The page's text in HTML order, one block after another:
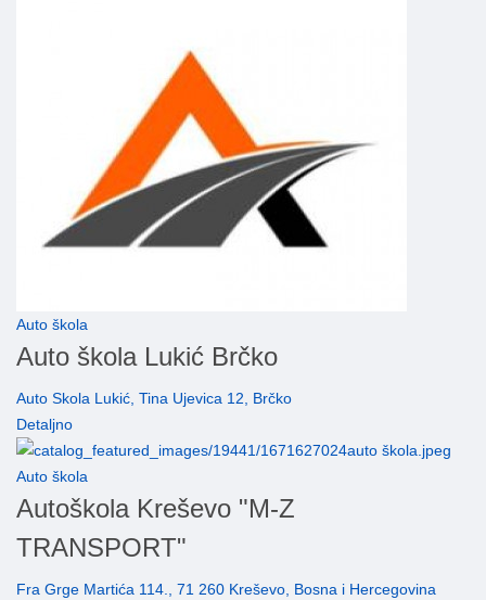
Auto škola
Auto škola Lukić Brčko
Auto Skola Lukić, Tina Ujevica 12, Brčko
Detaljno
Auto škola
Autoškola Kreševo "M-Z
TRANSPORT"
Fra Grge Martića 114., 71 260 Kreševo, Bosna i Hercegovina